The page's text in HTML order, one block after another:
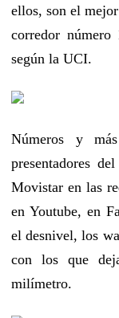
ellos, son el
corredor
según la UCI.
Números y
presentadores
Movistar en las
en Youtube, en
el desnivel, los
con los que
milímetro.